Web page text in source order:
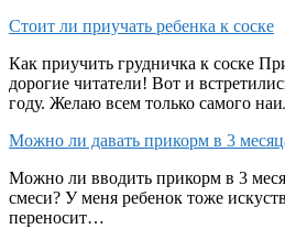
Стоит ли приучать ребенка к соске
Как приучить грудничка к соске
дорогие читатели! Вот и
году. Желаю всем только самого
Можно ли давать прикорм в 3
Можно ли вводить прикорм в 3
смеси? У меня ребенок тоже
переносит…